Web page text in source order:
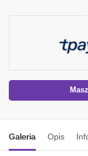
Galeria Opis